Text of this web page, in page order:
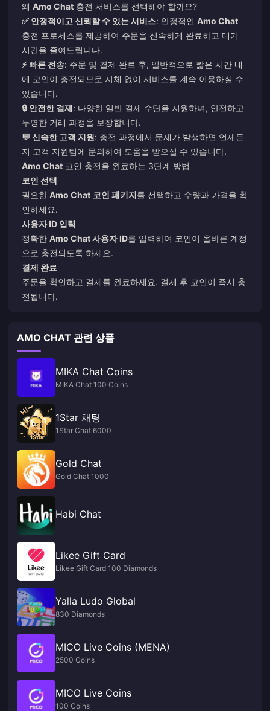
왜 Amo Chat 충전 서비스를 선택해야 할까요?
✅ 안정적이고 신뢰할 수 있는 서비스: 안정적인 Amo Chat
충전 프로세스를 제공하여 주문을 신속하게 완료하고 대기
시간을 줄여드립니다.
⚡ 빠른 전송: 주문 및 결제 완료 후, 일반적으로 짧은 시간 내
에 코인이 충전되므로 지체 없이 서비스를 계속 이용하실 수
있습니다.
🔒 안전한 결제: 다양한 일반 결제 수단을 지원하며, 안전하고
투명한 거래 과정을 보장합니다.
💬 신속한 고객 지원: 충전 과정에서 문제가 발생하면 언제든
지 고객 지원팀에 문의하여 도움을 받으실 수 있습니다.
Amo Chat 코인 충전을 완료하는 3단계 방법
코인 선택
필요한 Amo Chat 코인 패키지를 선택하고 수량과 가격을 확
인하세요.
사용자 ID 입력
정확한 Amo Chat 사용자 ID를 입력하여 코인이 올바른 계정
으로 충전되도록 하세요.
결제 완료
주문을 확인하고 결제를 완료하세요. 결제 후 코인이 즉시 충
전됩니다.
AMO CHAT 관련 상품
MIKA Chat Coins
MIKA Chat 100 Coins
1Star 채팅
1Star Chat 6000
Gold Chat
Gold Chat 1000
Habi Chat
Likee Gift Card
Likee Gift Card 100 Diamonds
Yalla Ludo Global
830 Diamonds
MICO Live Coins (MENA)
2500 Coins
MICO Live Coins
100 Coins